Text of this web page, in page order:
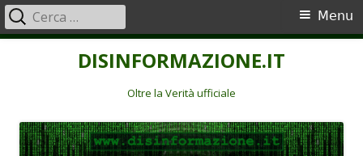
DISINFORMAZIONE.IT
Oltre la Verità ufficiale
Menu
principale
Menu
Ricerca
per: